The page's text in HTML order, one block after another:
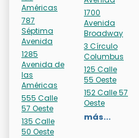
Américas
787
Séptima
Avenida
1285
Avenida de
las
Américas
555 Calle
57 Oeste
135 Calle
50 Oeste
1700
Avenida
Broadway
3 Círculo
Columbus
125 Calle
55 Oeste
152 Calle 57
Oeste
más...